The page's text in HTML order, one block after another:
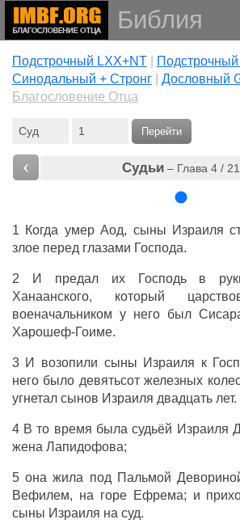
Библия
Подстрочный LXX+NT|
Cинодальный + Стронг| Дословный
Благословение Отца
Перейти
‹ Судьи– Глава 4 / 21
1 Когда умер Аод, сыны Израиля
злое перед глазами Господа.
2 И предал их Господь в
Ханаанского, который
военачальником у него был
Харошеф-Гоиме.
3 И возопили сыны Израиля к
него было девятьсот железных
угнетал сынов Израиля двадцать лет.
4 В то время была судьёй Израиля
жена Лапидофова;
5 она жила под Пальмой
Вефилем, на горе Ефрема; и
сыны Израиля на суд.